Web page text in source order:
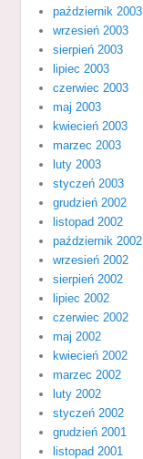
październik 2003
wrzesień 2003
sierpień 2003
lipiec 2003
czerwiec 2003
maj 2003
kwiecień 2003
marzec 2003
luty 2003
styczeń 2003
grudzień 2002
listopad 2002
październik 2002
wrzesień 2002
sierpień 2002
lipiec 2002
czerwiec 2002
maj 2002
kwiecień 2002
marzec 2002
luty 2002
styczeń 2002
grudzień 2001
listopad 2001